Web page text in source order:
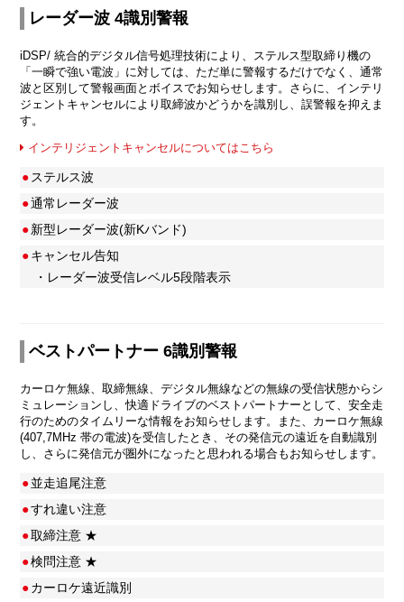
レーダー波 4識別警報
iDSP/ 統合的デジタル信号処理技術により、ステルス型取締り機の
「一瞬で強い電波」に対しては、ただ単に警報するだけでなく、通常
波と区別して警報画面とボイスでお知らせします。さらに、インテリ
ジェントキャンセルにより取締波かどうかを識別し、誤警報を抑えま
す。
インテリジェントキャンセルについてはこちら
● ステルス波
●通常レーダー波
●新型レーダー波(新Kバンド)
●キャンセル告知
・レーダー波受信レベル5段階表示
ベストパートナー 6識別警報
カーロケ無線、取締無線、デジタル無線などの無線の受信状態からシ
ミュレーションし、快適ドライブのベストパートナーとして、安全走
行のためのタイムリーな情報をお知らせします。また、カーロケ無線
(407,7MHz 帯の電波)を受信したとき、その発信元の遠近を自動識別
し、さらに発信元が圏外になったと思われる場合もお知らせします。
●並走追尾注意
●すれ違い注意
●取締注意 ★
●検問注意 ★
●カーロケ遠近識別